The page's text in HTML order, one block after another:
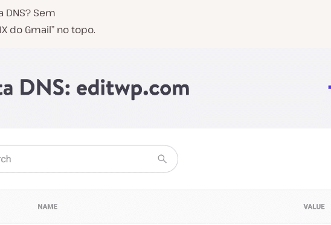
Sem
do Gmail” no topo.